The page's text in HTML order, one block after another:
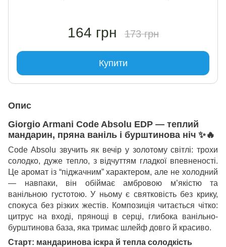
164 грн 173 грн
Купити
Опис
Giorgio Armani Code Absolu EDP — теплий
мандарин, пряна ваніль і бурштинова ніч ✨🔥
Code Absolu звучить як вечір у золотому світлі: трохи
солодко, дуже тепло, з відчуттям гладкої впевненості.
Це аромат із “піджачним” характером, але не холодний
— навпаки, він обіймає амбровою м’якістю та
ванільною густотою. У ньому є святковість без крику,
спокуса без різких жестів. Композиція читається чітко:
цитрус на вході, прянощі в серці, глибока ванільно-
бурштинова база, яка тримає шлейф довго й красиво.
Старт: мандаринова іскра й тепла солодкість